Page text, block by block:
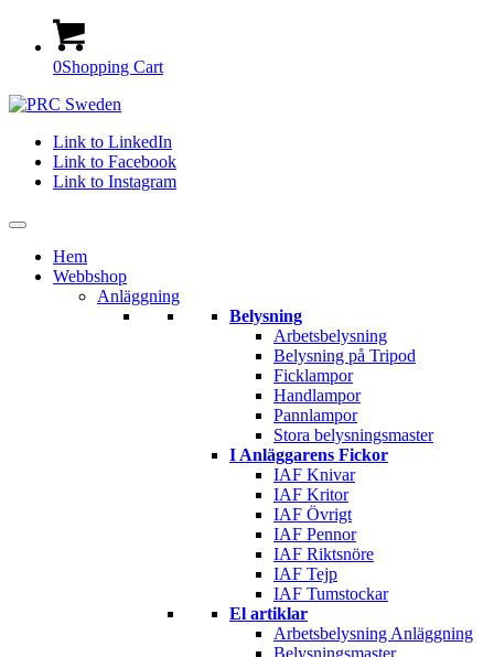
0Shopping Cart
Link to LinkedIn
Link to Facebook
Link to Instagram
Hem
Webbshop
Anläggning
Belysning
Arbetsbelysning
Belysning på Tripod
Ficklampor
Handlampor
Pannlampor
Stora belysningsmaster
I Anläggarens Fickor
IAF Knivar
IAF Kritor
IAF Övrigt
IAF Pennor
IAF Riktsnöre
IAF Tejp
IAF Tumstockar
El artiklar
Arbetsbelysning Anläggning
Belysningsmaster